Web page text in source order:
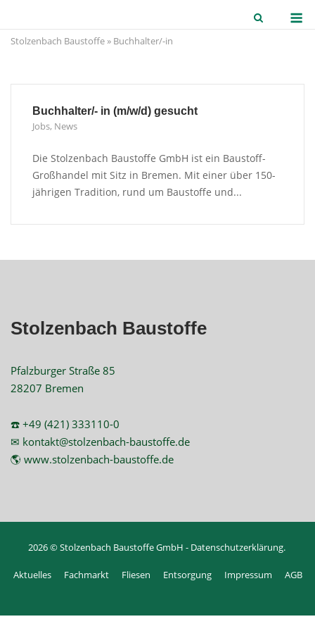
to
content
Stolzenbach Baustoffe » Buchhalter/-in
Buchhalter/- in (m/w/d) gesucht
Jobs, News
Die Stolzenbach Baustoffe GmbH ist ein Baustoff-
Großhandel mit Sitz in Bremen. Mit einer über 150-
jährigen Tradition, rund um Baustoffe und...
Stolzenbach Baustoffe
Pfalzburger Straße 85
28207 Bremen
☎️ +49 (421) 333110-0
✉ kontakt@stolzenbach-baustoffe.de
🌎 www.stolzenbach-baustoffe.de
2026 © Stolzenbach Baustoffe GmbH - Datenschutzerklärung.
Aktuelles Fachmarkt Fliesen Entsorgung Impressum AGB